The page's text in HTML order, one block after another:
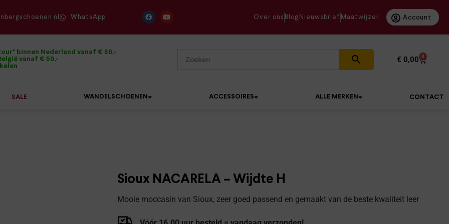
WhatsApp Over ons Blog Nieuwsbrief Maatwijzer Account
binnen Nederland vanaf € 50,-
vanaf € 50,-
€ 0,00 0
SALE WANDELSCHOENEN ACCESSOIRES ALLE MERKEN CONTACT
Sioux NACARELA – Wijdte H
Mooie moccasin van Sioux, zeer goed passend en gemaakt van de beste kwaliteit leer